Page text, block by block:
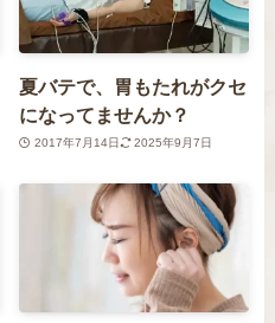
夏バテで、胃もたれがクセ
になってませんか？
2017年7月14日 2025年9月7日